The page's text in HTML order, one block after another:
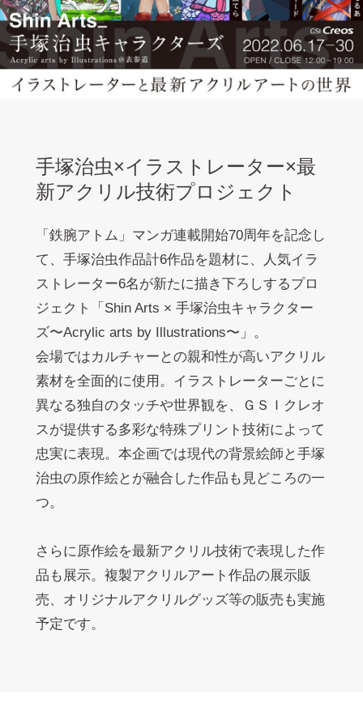
手塚治虫×イラストレーター×最
新アクリル技術プロジェクト
「鉄腕アトム」マンガ連載開始70周年を記念し
て、手塚治虫作品計6作品を題材に、人気イラ
ストレーター6名が新たに描き下ろしするプロ
ジェクト「Shin Arts × 手塚治虫キャラクター
ズ〜Acrylic arts by Illustrations〜」。
会場ではカルチャーとの親和性が高いアクリル
素材を全面的に使用。イラストレーターごとに
異なる独自のタッチや世界観を、ＧＳＩクレオ
スが提供する多彩な特殊プリント技術によって
忠実に表現。本企画では現代の背景絵師と手塚
治虫の原作絵とが融合した作品も見どころの一
つ。
さらに原作絵を最新アクリル技術で表現した作
品も展示。複製アクリルアート作品の展示販
売、オリジナルアクリルグッズ等の販売も実施
予定です。